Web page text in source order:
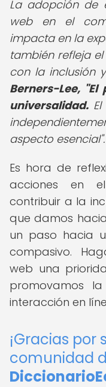
La adopción de
web en el
impacta en la
también refleja
con la inclusión
Berners-Lee,
universalidad.
aspecto esencial".
Es hora de
acciones en
contribuir a la
que damos
un paso hacia
compasivo.
web una
promovamos
interacción en
¡Gracias por
comunidad